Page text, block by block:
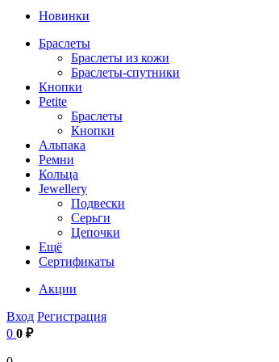
Новинки
Браслеты
Браслеты из кожи
Браслеты-спутники
Кнопки
Petite
Браслеты
Кнопки
Альпака
Ремни
Кольца
Jewellery
Подвески
Серьги
Цепочки
Ещё
Сертификаты
Акции
Вход Регистрация
0 0 ₽